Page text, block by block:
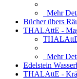
Mehr
Bücher übers
THALAttE -
Mehr
Edelstein
THALAttE -